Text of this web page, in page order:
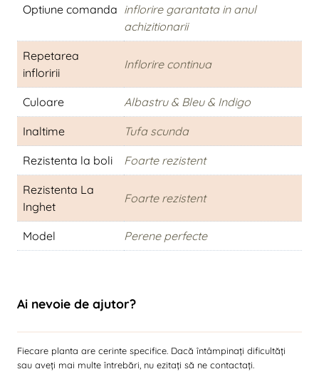
Optiune comanda inflorire garantata in anul
achizitionarii
Repetarea
infloririi
Inflorire continua
Culoare Albastru & Bleu & Indigo
Inaltime Tufa scunda
Rezistenta la boli Foarte rezistent
Rezistenta La
Inghet
Foarte rezistent
Model Perene perfecte
Ai nevoie de ajutor?
Fiecare planta are cerinte specifice. Dacă întâmpinați dificultăți
sau aveți mai multe întrebări, nu ezitați să ne contactați.